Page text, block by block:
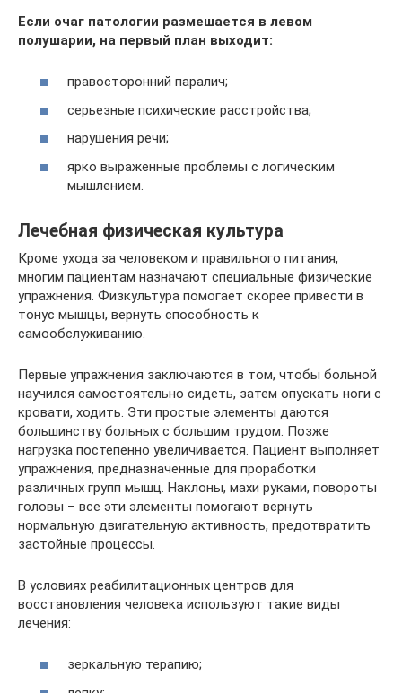
Если очаг патологии размешается в левом
полушарии, на первый план выходит:
правосторонний паралич;
серьезные психические расстройства;
нарушения речи;
ярко выраженные проблемы с логическим
мышлением.
Лечебная физическая культура
Кроме ухода за человеком и правильного питания,
многим пациентам назначают специальные физические
упражнения. Физкультура помогает скорее привести в
тонус мышцы, вернуть способность к
самообслуживанию.
Первые упражнения заключаются в том, чтобы больной
научился самостоятельно сидеть, затем опускать ноги с
кровати, ходить. Эти простые элементы даются
большинству больных с большим трудом. Позже
нагрузка постепенно увеличивается. Пациент выполняет
упражнения, предназначенные для проработки
различных групп мышц. Наклоны, махи руками, повороты
головы – все эти элементы помогают вернуть
нормальную двигательную активность, предотвратить
застойные процессы.
В условиях реабилитационных центров для
восстановления человека используют такие виды
лечения:
зеркальную терапию;